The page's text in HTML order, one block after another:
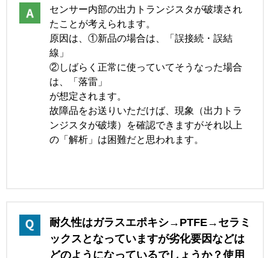
センサー内部の出力トランジスタが破壊され
たことが考えられます。
原因は、①新品の場合は、「誤接続・誤結
線」
②しばらく正常に使っていてそうなった場合
は、「落雷」
が想定されます。
故障品をお送りいただけば、現象（出力トラ
ンジスタが破壊）を確認できますがそれ以上
の「解析」は困難だと思われます。
耐久性はガラスエポキシ→PTFE→セラミ
ックスとなっていますが劣化要因などは
どのようになっているでしょうか？使用